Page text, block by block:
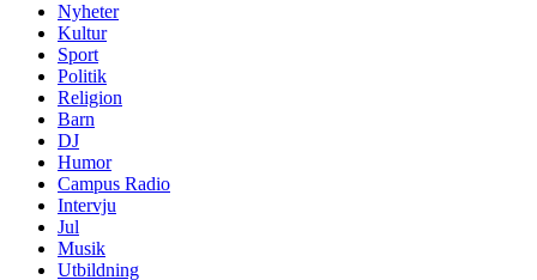
Nyheter
Kultur
Sport
Politik
Religion
Barn
DJ
Humor
Campus Radio
Intervju
Jul
Musik
Utbildning